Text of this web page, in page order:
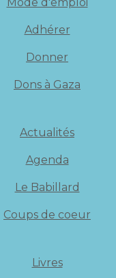
Adhérer
Donner
Dons à Gaza
Actualités
Agenda
Le Babillard
Coups de coeur
Livres